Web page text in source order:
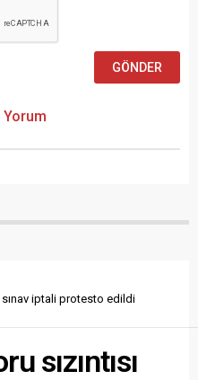
sınav iptali protesto edildi
sızıntısı